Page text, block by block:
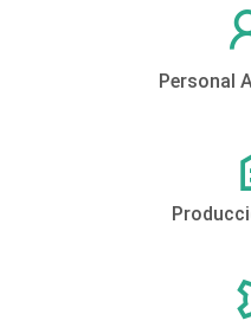
Personal